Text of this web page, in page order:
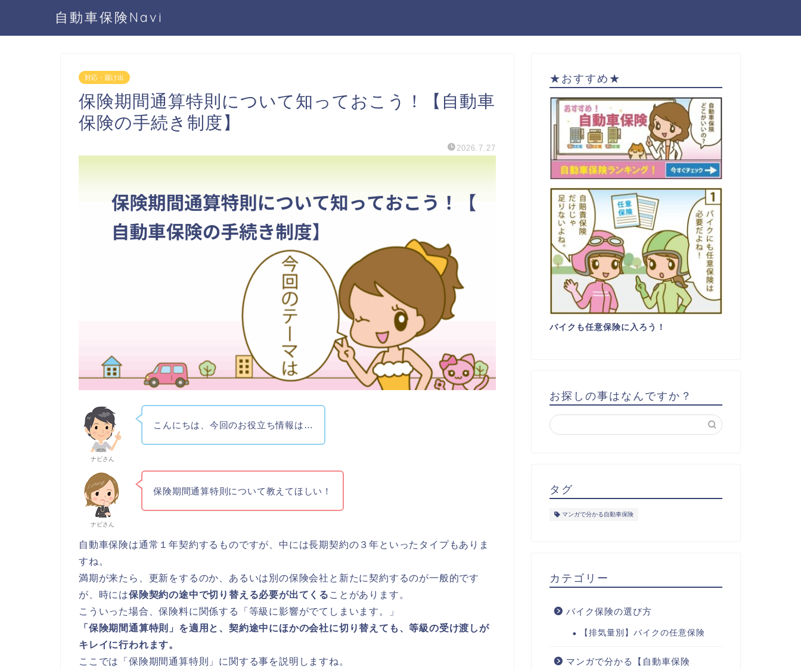
自動車保険Navi
対応・届け出
保険期間通算特則について知っておこう！【自動車
保険の手続き制度】
2026.7.27
ナビさん
こんにちは、今回のお役立ち情報は…
ナビさん
保険期間通算特則について教えてほしい！
自動車保険は通常１年契約するものですが、中には長期契約の３年といったタイプもありま
すね。
満期が来たら、更新をするのか、あるいは別の保険会社と新たに契約するのが一般的です
が、時には保険契約の途中で切り替える必要が出てくる ことがあります。
こういった場合、保険料に関係する「等級に影響がでてしまいます。」
「保険期間通算特則」を適用と、契約途中にほかの会社に切り替えても、等級の受け渡しが
キレイに行われます。
ここでは「保険期間通算特則」に関する事を説明しますね。
★おすすめ★
バイクも任意保険に入ろう！
お探しの事はなんですか？
タグ
マンガで分かる自動車保険
カテゴリー
バイク保険の選び方
【排気量別】バイクの任意保険
マンガで分かる【自動車保険